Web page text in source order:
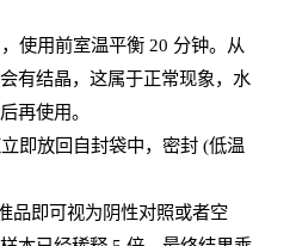
使用前室温平衡 20 分钟。从
有结晶，这属于正常现象，水
后再使用。
即放回自封袋中，密封(低温
品即可视为阴性对照或者空